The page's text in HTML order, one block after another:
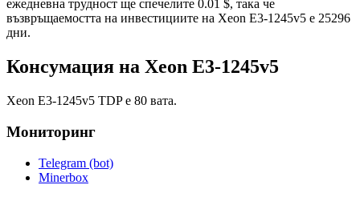
ежедневна трудност ще спечелите 0.01 $, така че
възвръщаемостта на инвестициите на Xeon E3-1245v5 е 25296
дни.
Консумация на Xeon E3-1245v5
Xeon E3-1245v5 TDP е 80 вата.
Мониторинг
Telegram (bot)
Minerbox